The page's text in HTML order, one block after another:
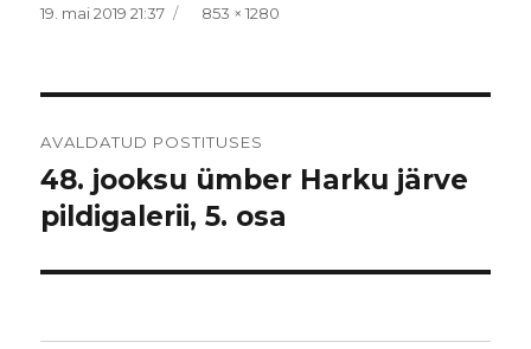
Postitatud
19. mai 2019 21:37 Täissuurus
853 × 1280
AVALDATUD POSTITUSES
48. jooksu ümber Harku järve
pildigalerii, 5. osa